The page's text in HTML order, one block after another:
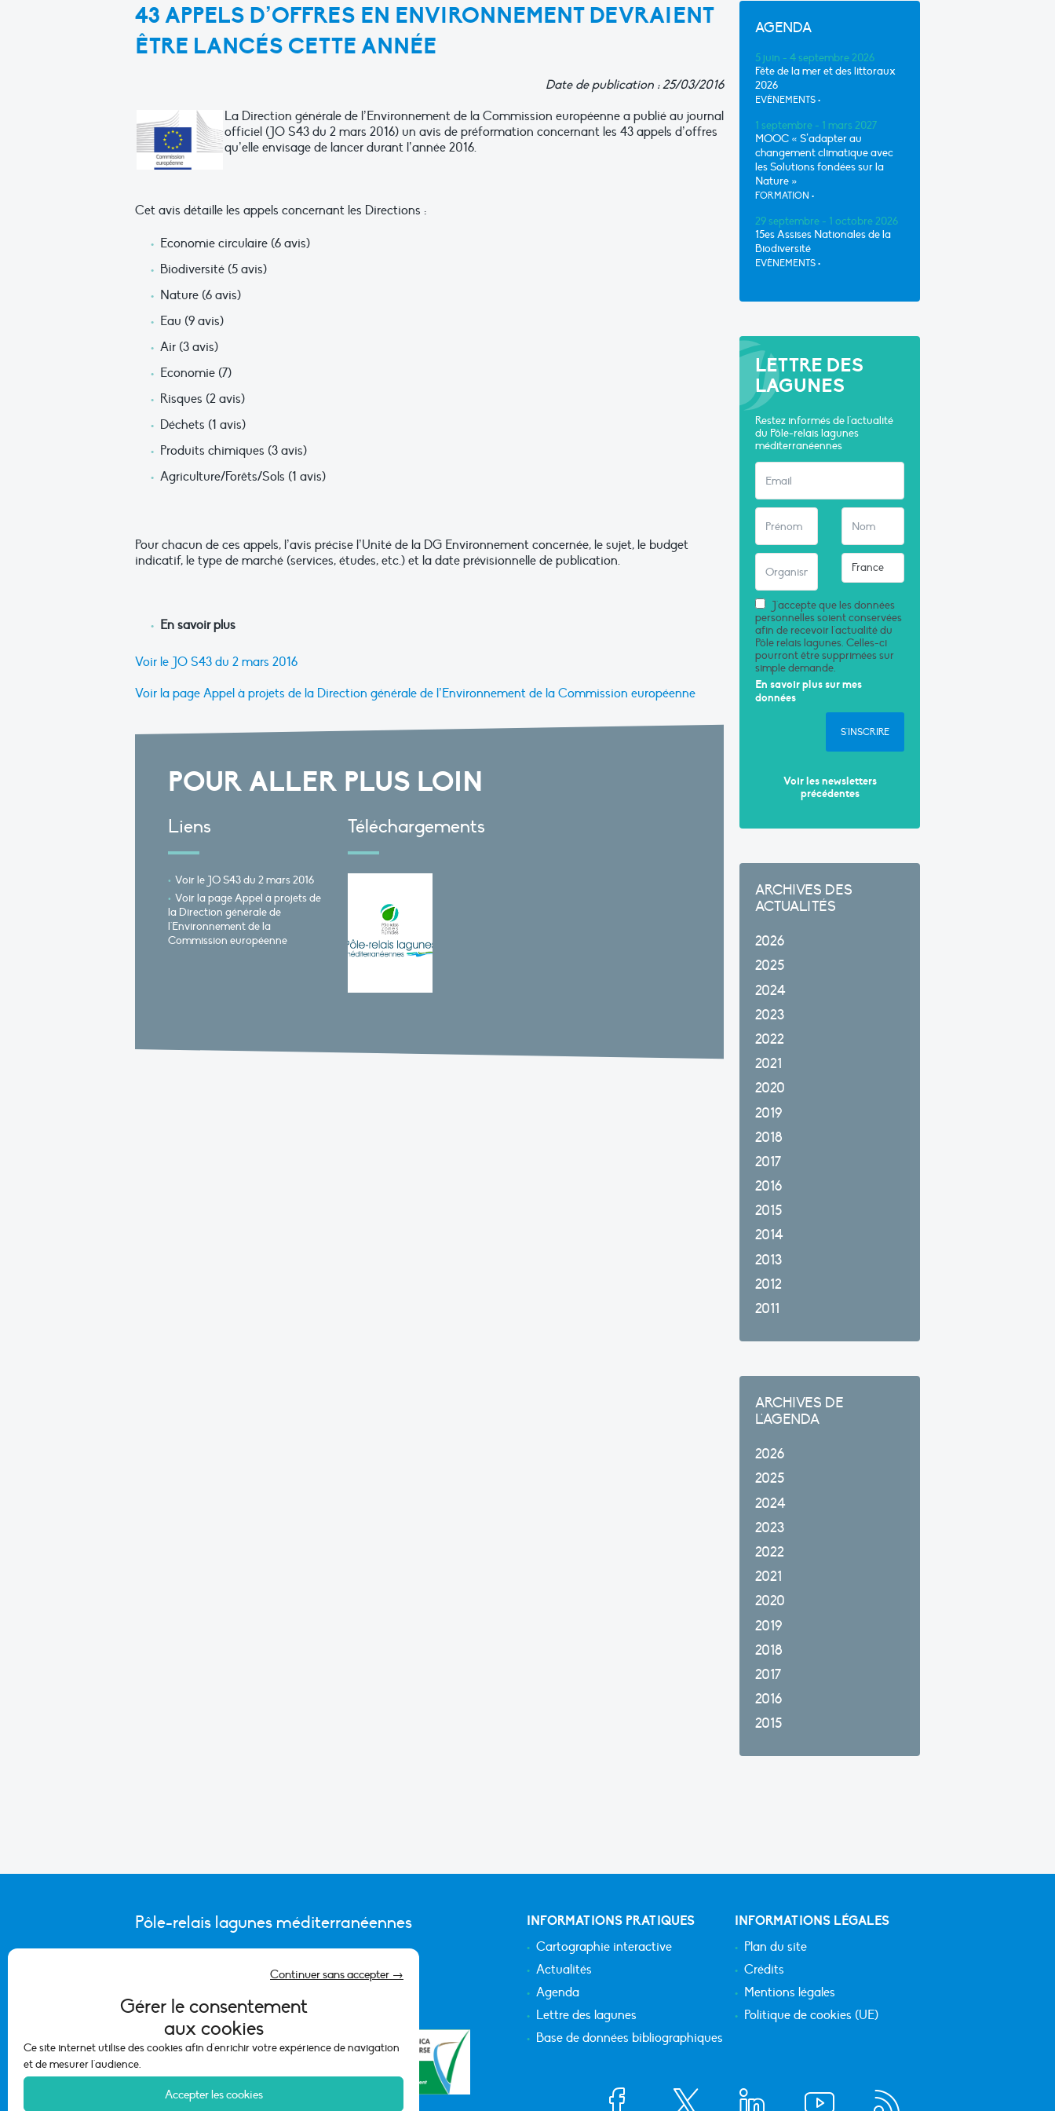
Gérer le consentement
aux cookies
Ce site internet utilise des cookies afin d'enrichir votre expérience de navigation
et de mesurer l'audience.
Accepter les cookies
Continuer sans accepter →
43 APPELS D’OFFRES EN ENVIRONNEMENT DEVRAIENT
ÊTRE LANCÉS CETTE ANNÉE
Date de publication : 25/03/2016
La Direction générale de l’Environnement de la Commission européenne a publié au journal
officiel (JO S43 du 2 mars 2016) un avis de préformation concernant les 43 appels d’offres
qu’elle envisage de lancer durant l’année 2016.
Cet avis détaille les appels concernant les Directions :
Economie circulaire (6 avis)
Biodiversité (5 avis)
Nature (6 avis)
Eau (9 avis)
Air (3 avis)
Economie (7)
Risques (2 avis)
Déchets (1 avis)
Produits chimiques (3 avis)
Agriculture/Forêts/Sols (1 avis)
Pour chacun de ces appels, l’avis précise l’Unité de la DG Environnement concernée, le sujet, le budget
indicatif, le type de marché (services, études, etc.) et la date prévisionnelle de publication.
En savoir plus
Voir le JO S43 du 2 mars 2016
Voir la page Appel à projets de la Direction générale de l’Environnement de la Commission européenne
POUR ALLER PLUS LOIN
Liens
Voir le JO S43 du 2 mars 2016
Voir la page Appel à projets de
la Direction générale de
l'Environnement de la
Commission européenne
Téléchargements
AGENDA
5 juin - 4 septembre 2026
Fête de la mer et des littoraux
2026
EVÈNEMENTS •
1 septembre - 1 mars 2027
MOOC « S’adapter au
changement climatique avec
les Solutions fondées sur la
Nature »
FORMATION •
29 septembre - 1 octobre 2026
15es Assises Nationales de la
Biodiversité
EVÈNEMENTS •
LETTRE DES
LAGUNES
Restez informés de l'actualité
du Pôle-relais lagunes
méditerranéennes
J'accepte que les données
personnelles soient conservées
afin de recevoir l'actualité du
Pôle relais lagunes. Celles-ci
pourront être supprimées sur
simple demande.
En savoir plus sur mes
données
S'INSCRIRE
Voir les newsletters
précédentes
ARCHIVES DES
ACTUALITÉS
2026
2025
2024
2023
2022
2021
2020
2019
2018
2017
2016
2015
2014
2013
2012
2011
ARCHIVES DE
L'AGENDA
2026
2025
2024
2023
2022
2021
2020
2019
2018
2017
2016
2015
Pôle-relais lagunes méditerranéennes
CONTACTER L’ÉQUIPE DU PÔLE
INFORMATIONS PRATIQUES
Cartographie interactive
Actualités
Agenda
Lettre des lagunes
Base de données bibliographiques
INFORMATIONS LÉGALES
Plan du site
Crédits
Mentions légales
Politique de cookies (UE)